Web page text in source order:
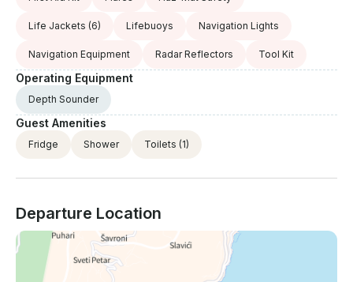
Life Jackets (6) Lifebuoys Navigation Lights
Navigation Equipment Radar Reflectors Tool Kit
Operating Equipment
Depth Sounder
Guest Amenities
Fridge Shower Toilets (1)
Departure Location